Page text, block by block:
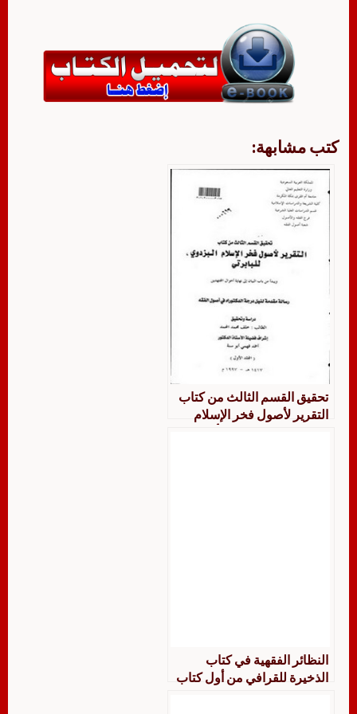
كتب مشابهة:
تحقيق القسم الثالث من كتاب
التقرير لأصول فخر الإسلام
النظائر الفقهية في كتاب
الذخيرة للقرافي من أول كتاب